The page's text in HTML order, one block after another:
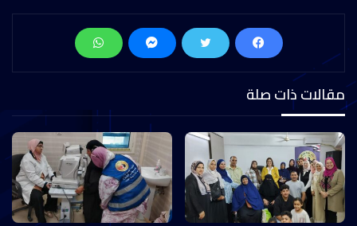
مقالات ذات صلة